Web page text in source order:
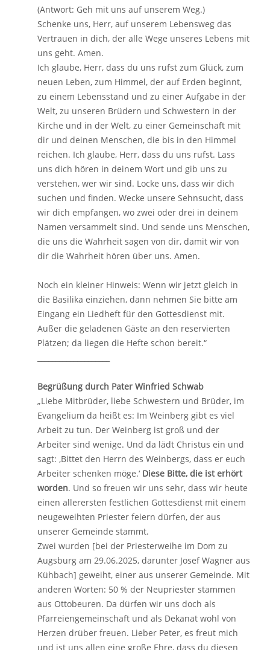
(Antwort: Geh mit uns auf unserem Weg.)
Schenke uns, Herr, auf unserem Lebensweg das
Vertrauen in dich, der alle Wege unseres Lebens mit
uns geht. Amen.
Ich glaube, Herr, dass du uns rufst zum Glück, zum
neuen Leben, zum Himmel, der auf Erden beginnt,
zu einem Lebensstand und zu einer Aufgabe in der
Welt, zu unseren Brüdern und Schwestern in der
Kirche und in der Welt, zu einer Gemeinschaft mit
dir und deinen Menschen, die bis in den Himmel
reichen. Ich glaube, Herr, dass du uns rufst. Lass
uns dich hören in deinem Wort und gib uns zu
verstehen, wer wir sind. Locke uns, dass wir dich
suchen und finden. Wecke unsere Sehnsucht, dass
wir dich empfangen, wo zwei oder drei in deinem
Namen versammelt sind. Und sende uns Menschen,
die uns die Wahrheit sagen von dir, damit wir von
dir die Wahrheit hören über uns. Amen.
Noch ein kleiner Hinweis: Wenn wir jetzt gleich in
die Basilika einziehen, dann nehmen Sie bitte am
Eingang ein Liedheft für den Gottesdienst mit.
Außer die geladenen Gäste an den reservierten
Plätzen; da liegen die Hefte schon bereit.“
Begrüßung durch Pater Winfried Schwab
„Liebe Mitbrüder, liebe Schwestern und Brüder, im
Evangelium da heißt es: Im Weinberg gibt es viel
Arbeit zu tun. Der Weinberg ist groß und der
Arbeiter sind wenige. Und da lädt Christus ein und
sagt: ‚Bittet den Herrn des Weinbergs, dass er euch
Arbeiter schenken möge.‘ Diese Bitte, die ist erhört
worden. Und so freuen wir uns sehr, dass wir heute
einen allerersten festlichen Gottesdienst mit einem
neugeweihten Priester feiern dürfen, der aus
unserer Gemeinde stammt.
Zwei wurden [bei der Priesterweihe im Dom zu
Augsburg am 29.06.2025, darunter Josef Wagner aus
Kühbach] geweiht, einer aus unserer Gemeinde. Mit
anderen Worten: 50 % der Neupriester stammen
aus Ottobeuren. Da dürfen wir uns doch als
Pfarreiengemeinschaft und als Dekanat wohl von
Herzen drüber freuen. Lieber Peter, es freut mich
und ist uns allen eine große Ehre, dass du diesen